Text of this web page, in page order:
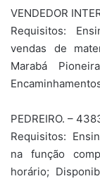
VENDEDOR
Requisitos:
vendas de
Marabá
PEDREIRO. –
Requisitos:
na função
horário;